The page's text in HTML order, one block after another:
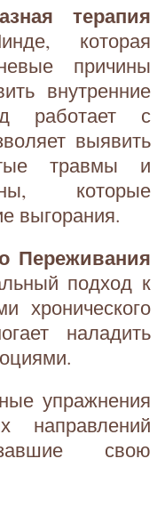
терапия
которая
причины
внутренние
работает с
выявить
травмы и
которые
выгорания.
Переживания
подход к
хронического
наладить
упражнения
направлений
свою